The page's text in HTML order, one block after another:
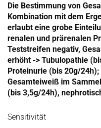
Die Bestimmung von
Kombination mit dem
erlaubt eine grobe
renalen und prärenalen
Teststreifen negativ,
erhöht -> Tubulopathie
Proteinurie (bis 20g/
Gesamteiweiß im
(bis 3,5g/24h),
Sensitivität